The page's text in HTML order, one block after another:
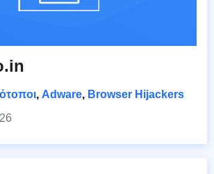
, Adware, Browser Hijackers